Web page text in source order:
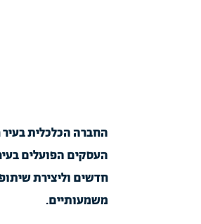
החברה הכלכלית
העסקים הפועלים
חדשים וליצירת
משמעותיים.